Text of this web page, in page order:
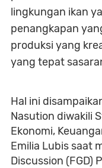
lingkungan ikan
penangkapan
produksi yang
yang tepat
Hal ini
Nasution diwakili
Ekonomi,
Emilia Lubis saat
Discussion (FGD)